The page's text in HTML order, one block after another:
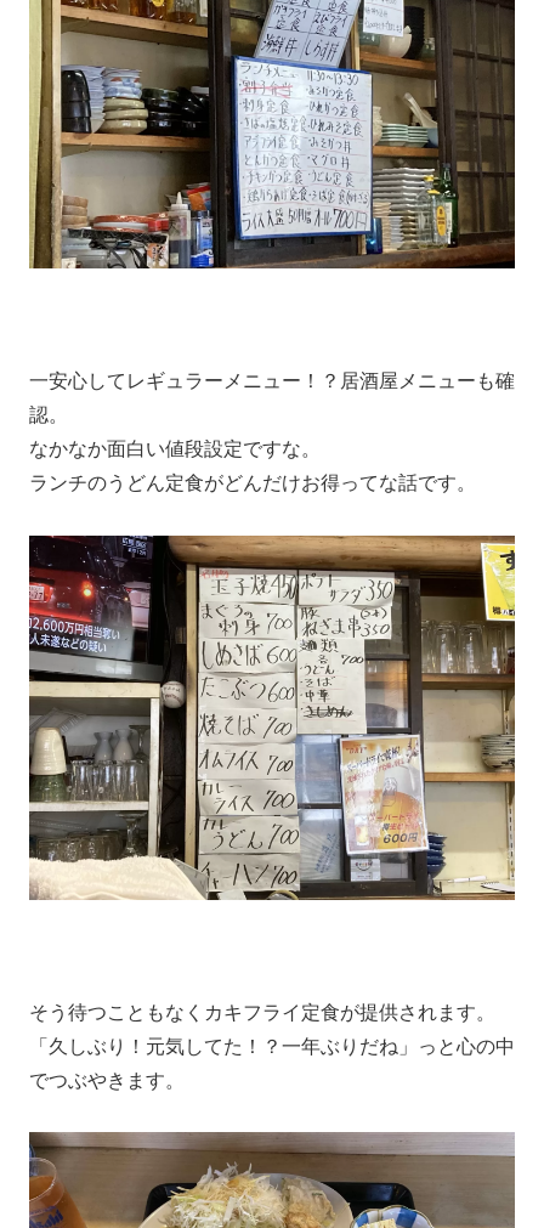
一安心してレギュラーメニュー！？居酒屋メニューも確
認。
なかなか面白い値段設定ですな。
ランチのうどん定食がどんだけお得ってな話です。
そう待つこともなくカキフライ定食が提供されます。
「久しぶり！元気してた！？一年ぶりだね」っと心の中
でつぶやきます。